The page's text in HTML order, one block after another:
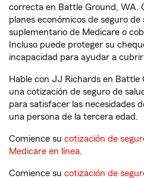
correcta en Battle Ground, WA.
planes económicos de seguro
suplementario de Medicare o
Incluso puede proteger su
incapacidad para ayudar a
Hable con JJ Richards en
una cotización de seguro de
para satisfacer las necesidades
una persona de la tercera edad.
Comience su cotización de
Medicare en línea.
Comience su cotización de